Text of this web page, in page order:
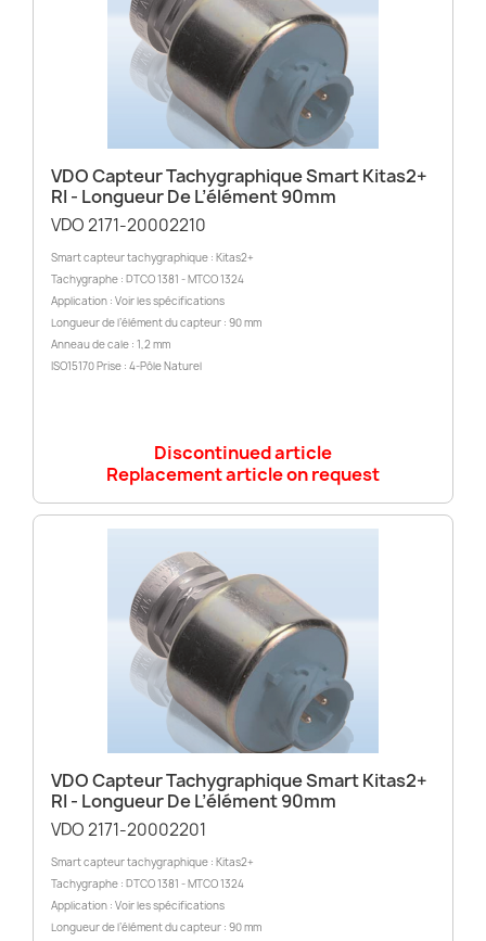
VDO Capteur Tachygraphique Smart Kitas2+
RI - Longueur De L’élément 90mm
VDO 2171-20002210
Smart capteur tachygraphique : Kitas2+
Tachygraphe : DTCO 1381 - MTCO 1324
Application : Voir les spécifications
Longueur de l’élément du capteur : 90 mm
Anneau de cale : 1,2 mm
ISO15170 Prise : 4-Pôle Naturel
Discontinued article
Replacement article on request
VDO Capteur Tachygraphique Smart Kitas2+
RI - Longueur De L’élément 90mm
VDO 2171-20002201
Smart capteur tachygraphique : Kitas2+
Tachygraphe : DTCO 1381 - MTCO 1324
Application : Voir les spécifications
Longueur de l’élément du capteur : 90 mm